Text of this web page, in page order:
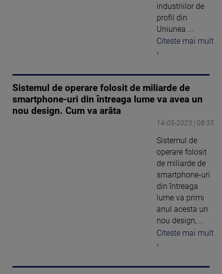
industriilor de
profil din
Uniunea ...
Citeste mai mult
›
Sistemul de operare folosit de miliarde de
smartphone-uri din întreaga lume va avea un
nou design. Cum va arăta
14-05-2025 | 08:35
Sistemul de
operare folosit
de miliarde de
smartphone-uri
din întreaga
lume va primi
anul acesta un
nou design, ...
Citeste mai mult
›